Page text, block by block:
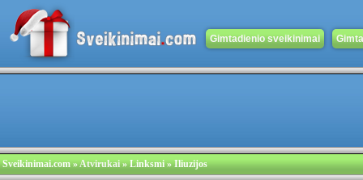
Gimtadienio sveikinimai
Sveikinimai.com»Atvirukai» Linksmi » Iliuzijos